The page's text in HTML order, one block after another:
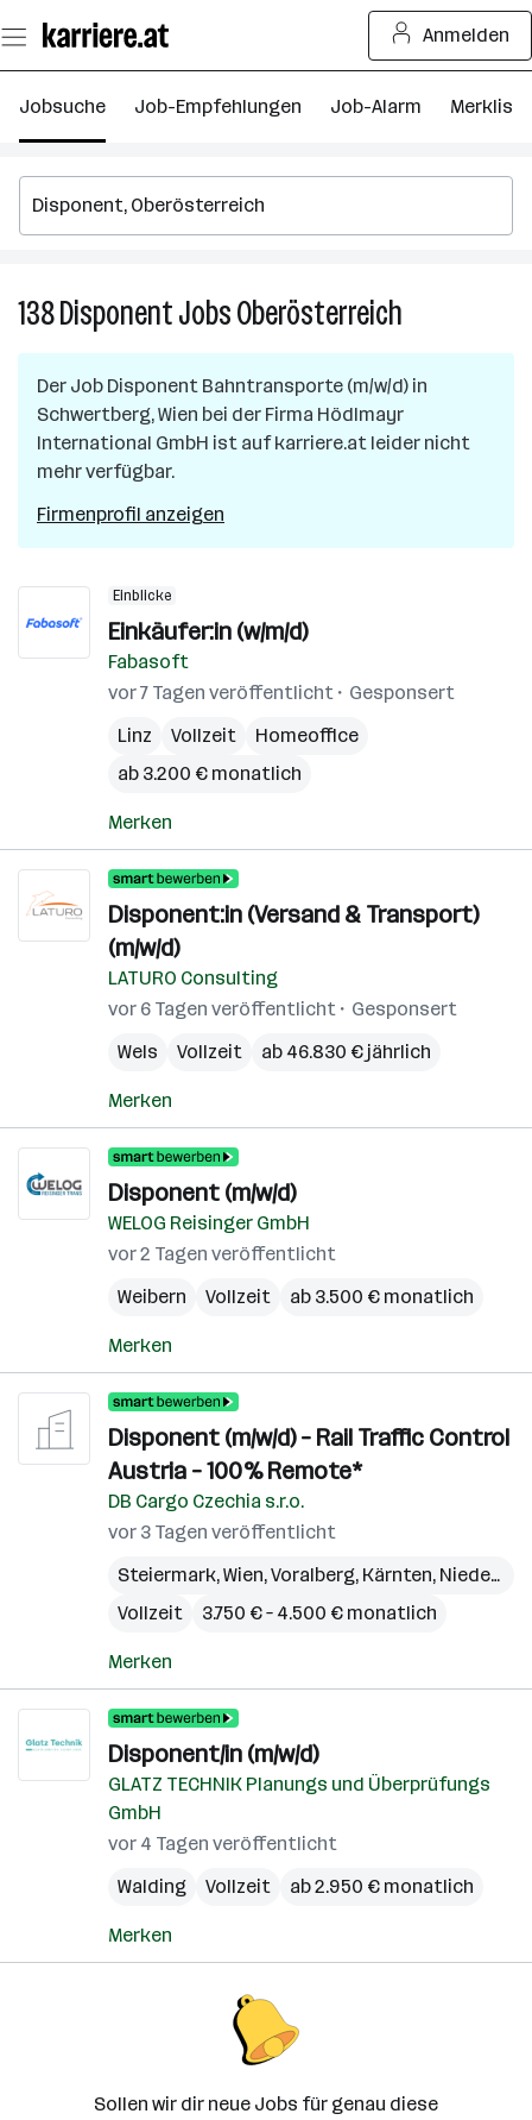
Seiteninhalt
springen
Anmelden
Jobsuche Job-Empfehlungen Job-Alarm Merkliste
138DisponentJobsOberösterreich
in
Der Job Disponent Bahntransporte (m/w/d) in
Schwertberg, Wien bei der Firma Hödlmayr
International GmbH ist auf karriere.at leider nicht
mehr verfügbar.
Firmenprofil anzeigen
Einblicke
Einkäufer:in (w/m/d)
Fabasoft
vor 7 Tagen veröffentlicht
Gesponsert
Linz
Vollzeit
Homeoffice
ab 3.200 € monatlich
Merken
Disponent:in (Versand & Transport)
(m/w/d)
LATURO Consulting
vor 6 Tagen veröffentlicht
Gesponsert
Wels
Vollzeit ab 46.830 € jährlich
Merken
Disponent (m/w/d)
WELOG Reisinger GmbH
vor 2 Tagen veröffentlicht
Weibern
Vollzeit ab 3.500 € monatlich
Merken
Disponent (m/w/d) – Rail Traffic Control
Austria – 100% Remote*
DB Cargo Czechia s.r.o.
vor 3 Tagen veröffentlicht
Steiermark,Wien,Voralberg, Kärnten, Niederösterreich
Vollzeit
3.750 € – 4.500 € monatlich
Merken
Disponent/in (m/w/d)
GLATZ TECHNIK Planungs und Überprüfungs
GmbH
vor 4 Tagen veröffentlicht
Walding
Vollzeit ab 2.950 € monatlich
Merken
Sollen wir dir neue Jobs für genau diese